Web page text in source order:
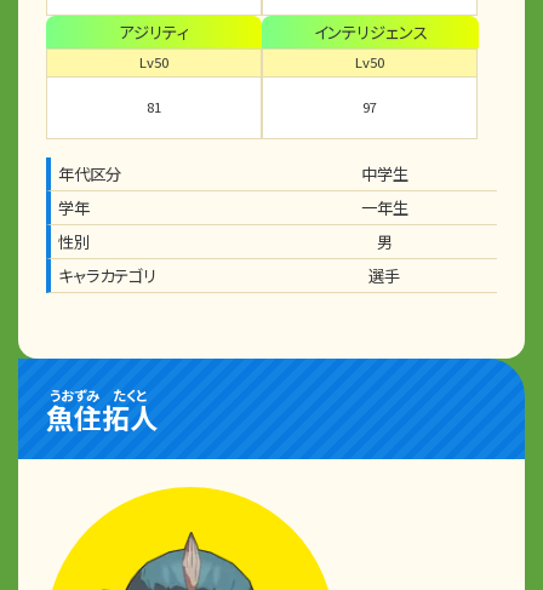
アジリティ
Lv50
81
インテリジェンス
Lv50
97
年代区分
中学生
学年
一年生
性別
男
キャラカテゴリ
選手
魚住
うおずみ
拓人
たくと